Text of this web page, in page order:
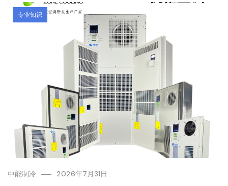
专业知识
中能制冷 2026年7月31日